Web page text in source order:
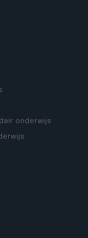
onderwijs